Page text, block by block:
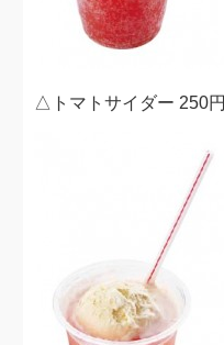
△トマトサイダー 250円